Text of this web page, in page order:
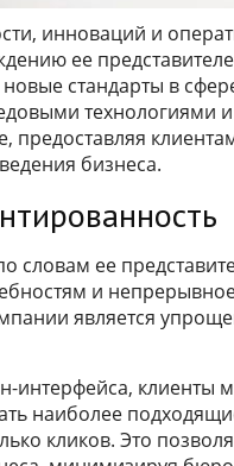
инноваций и
ее
новые стандарты в
технологиями
бизнеса.
ее
и
является
клиенты
наиболее
кликов. Это